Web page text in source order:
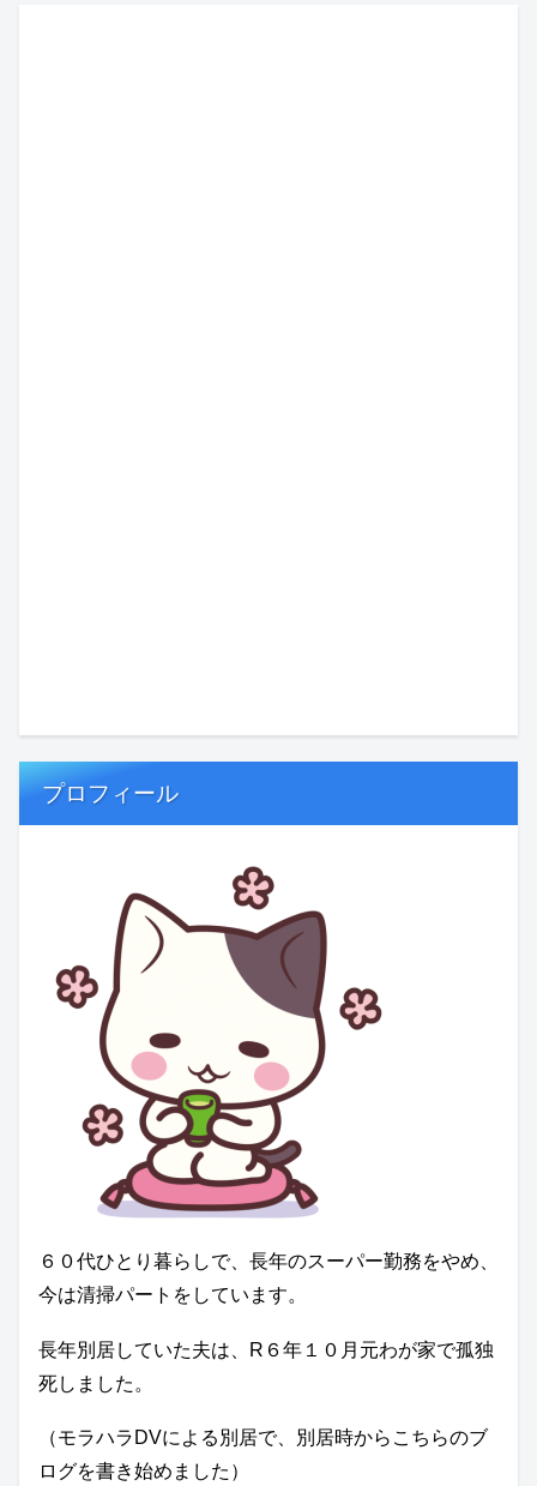
プロフィール
６０代ひとり暮らしで、長年のスーパー勤務をやめ、
今は清掃パートをしています。
長年別居していた夫は、R６年１０月元わが家で孤独
死しました。
（モラハラDVによる別居で、別居時からこちらのブ
ログを書き始めました）